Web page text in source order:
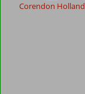
Corendon Holland